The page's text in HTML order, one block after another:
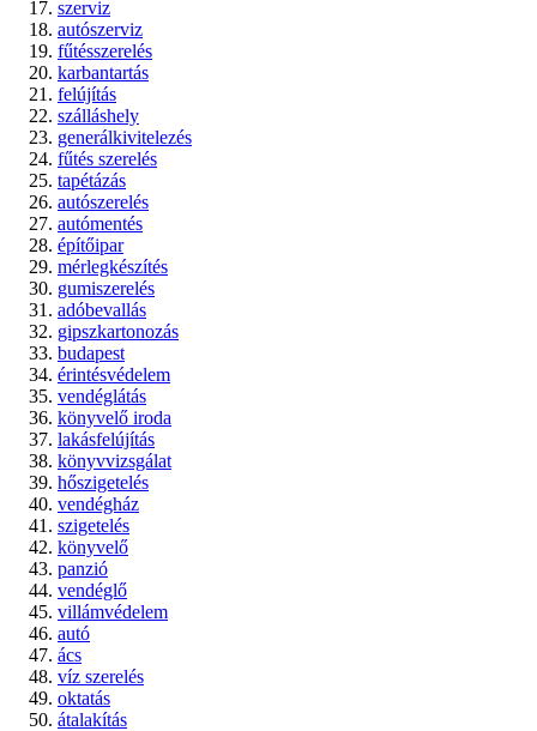
szerviz
autószerviz
fűtésszerelés
karbantartás
felújítás
szálláshely
generálkivitelezés
fűtés szerelés
tapétázás
autószerelés
autómentés
építőipar
mérlegkészítés
gumiszerelés
adóbevallás
gipszkartonozás
budapest
érintésvédelem
vendéglátás
könyvelő iroda
lakásfelújítás
könyvvizsgálat
hőszigetelés
vendégház
szigetelés
könyvelő
panzió
vendéglő
villámvédelem
autó
ács
víz szerelés
oktatás
átalakítás